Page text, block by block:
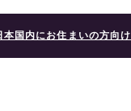
本国内にお住まいの方向け